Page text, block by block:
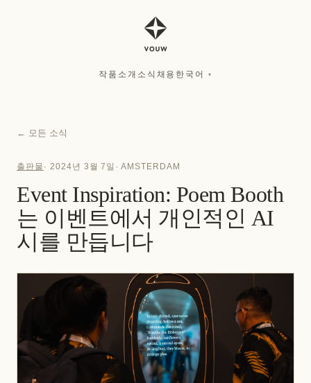
작품 소개 소식 채용 한국어 ▾
← 모든 소식
출판물 · 2024년 3월 7일 ·AMSTERDAM
Event Inspiration: Poem Booth
는 이벤트에서 개인적인 AI
시를 만듭니다